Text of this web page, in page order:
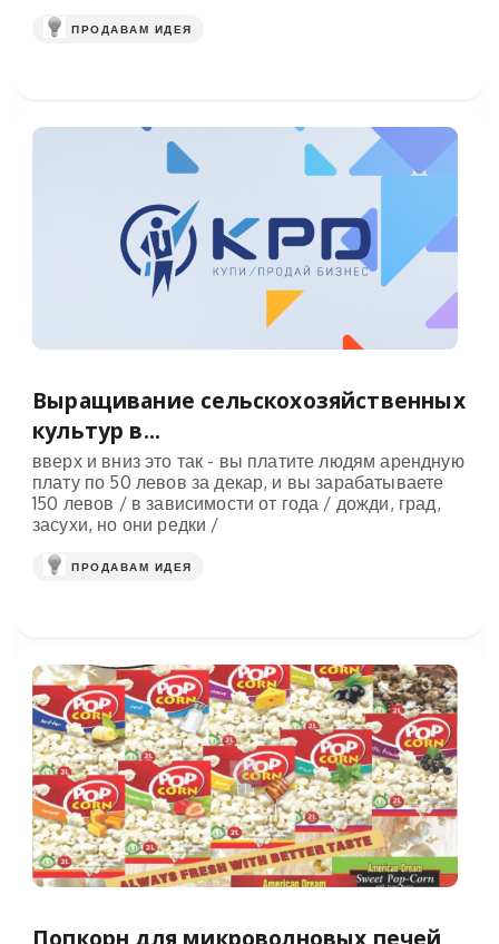
ПРОДАВАМ ИДЕЯ
Выращивание сельскохозяйственных
культур в...
вверх и вниз это так - вы платите людям арендную
плату по 50 левов за декар, и вы зарабатываете
150 левов / в зависимости от года / дожди, град,
засухи, но они редки /
ПРОДАВАМ ИДЕЯ